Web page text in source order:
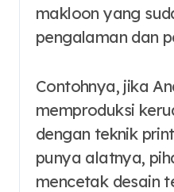
makloon yang
pengalaman dan
Contohnya, jika
memproduksi
dengan teknik
punya alatnya,
mencetak desain